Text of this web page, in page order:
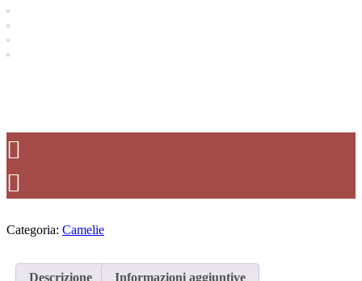
Categoria: Camelie
Descrizione Informazioni aggiuntive